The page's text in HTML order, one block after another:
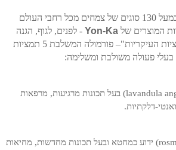
עושה שימוש במעל 130 סוגים של צמחים מכל רחבי העולם
המוצרים של Yon-Ka - לפנים, לגוף, הגנה
מהשמש ולגבר נמצאות "5 התמציות העיקריות"– פורמולה המשלבת 5 תמציות
פעולה משולבת ומשלימה:
lavandula) בעל תכונות מרגיעות, מרפאות
ואנטי-דלקתיות.
) ידוע כמחטא ובעל תכונות מחדשות, מחיאות